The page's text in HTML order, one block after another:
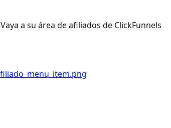
Vaya a su área de afiliados de ClickFunnels